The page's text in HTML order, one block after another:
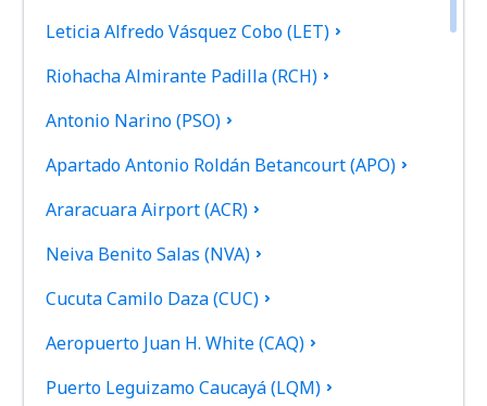
Leticia Alfredo Vásquez Cobo (LET)
Riohacha Almirante Padilla (RCH)
Antonio Narino (PSO)
Apartado Antonio Roldán Betancourt (APO)
Araracuara Airport (ACR)
Neiva Benito Salas (NVA)
Cucuta Camilo Daza (CUC)
Aeropuerto Juan H. White (CAQ)
Puerto Leguizamo Caucayá (LQM)